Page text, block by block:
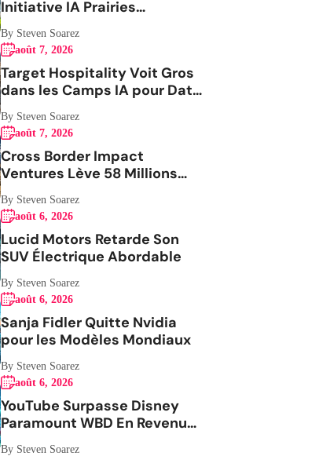
Initiative IA Prairies
Aérospatiale
By Steven Soarez
août 7, 2026
Target Hospitality Voit Gros
dans les Camps IA pour Data
Centers
By Steven Soarez
août 7, 2026
Cross Border Impact
Ventures Lève 58 Millions
USD Pour Santé Femmes
By Steven Soarez
août 6, 2026
Lucid Motors Retarde Son
SUV Électrique Abordable
By Steven Soarez
août 6, 2026
Sanja Fidler Quitte Nvidia
pour les Modèles Mondiaux
By Steven Soarez
août 6, 2026
YouTube Surpasse Disney
Paramount WBD En Revenus
Publicitaires
By Steven Soarez